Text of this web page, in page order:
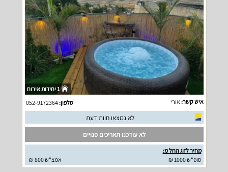
1 יחידות אירוח
איש קשר: אורי טלפון:052-9172364
לא נמצאו חוות דעת
לא עודכנו תאריכים פנויים
מחיר לזוג החל מ:
סופ"ש 1000 ₪
אמצ"ש 800 ₪